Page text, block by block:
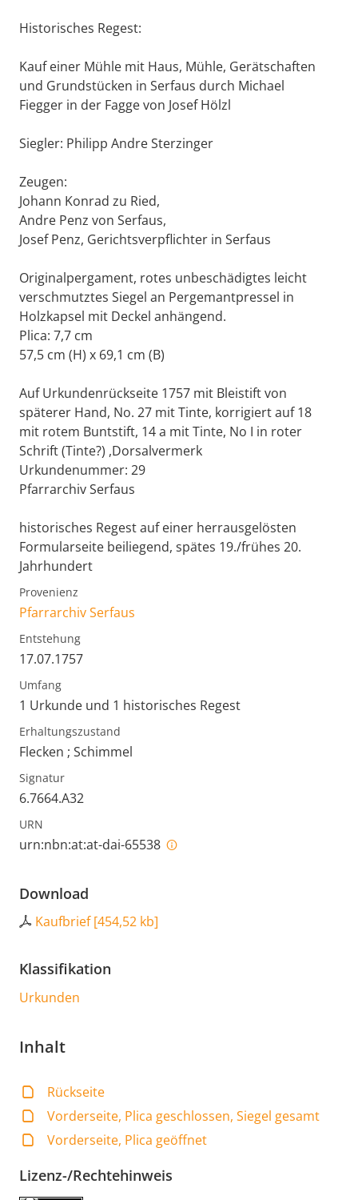
Historisches Regest:
Kauf einer Mühle mit Haus, Mühle, Gerätschaften
und Grundstücken in Serfaus durch Michael
Fiegger in der Fagge von Josef Hölzl
Siegler: Philipp Andre Sterzinger
Zeugen:
Johann Konrad zu Ried,
Andre Penz von Serfaus,
Josef Penz, Gerichtsverpflichter in Serfaus
Originalpergament, rotes unbeschädigtes leicht
verschmutztes Siegel an Pergemantpressel in
Holzkapsel mit Deckel anhängend.
Plica: 7,7 cm
57,5 cm (H) x 69,1 cm (B)
Auf Urkundenrückseite 1757 mit Bleistift von
späterer Hand, No. 27 mit Tinte, korrigiert auf 18
mit rotem Buntstift, 14 a mit Tinte, No I in roter
Schrift (Tinte?) ,Dorsalvermerk
Urkundenummer: 29
Pfarrarchiv Serfaus
historisches Regest auf einer herrausgelösten
Formularseite beiliegend, spätes 19./frühes 20.
Jahrhundert
Provenienz
Pfarrarchiv Serfaus
Entstehung
17.07.1757
Umfang
1 Urkunde und 1 historisches Regest
Erhaltungszustand
Flecken ; Schimmel
Signatur
6.7664.A32
URN
urn:nbn:at:at-dai-65538
Download
Kaufbrief[454,52 kb]
Klassifikation
Urkunden
Inhalt
Rückseite
Vorderseite, Plica geschlossen, Siegel gesamt
Vorderseite, Plica geöffnet
Lizenz-/Rechtehinweis